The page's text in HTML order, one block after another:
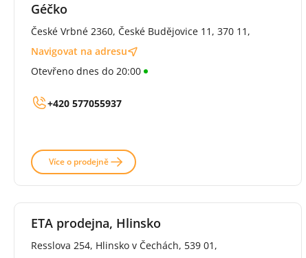
Géčko
České Vrbné 2360, České Budějovice 11, 370 11,
Navigovat na adresu
Otevřeno dnes do 20:00
+420 577055937
Více o prodejně
ETA prodejna, Hlinsko
Resslova 254, Hlinsko v Čechách, 539 01,